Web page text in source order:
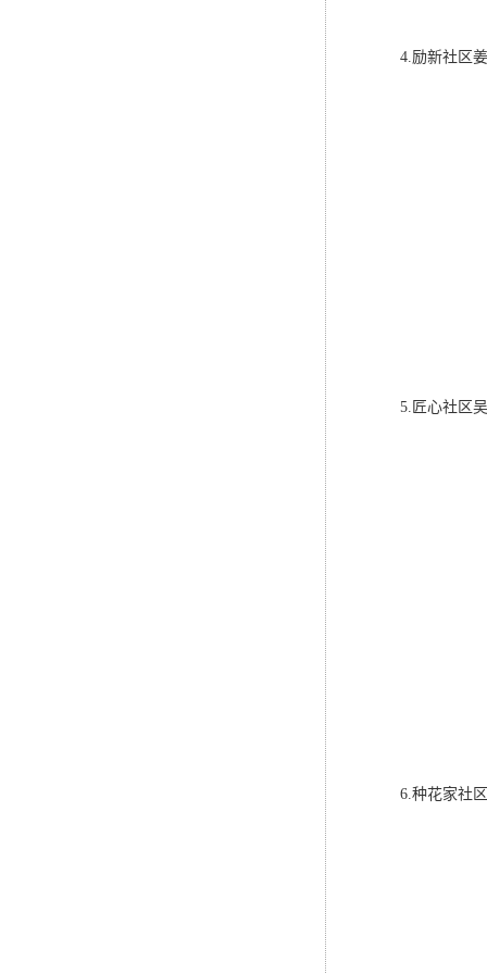
4.励新社区
5.匠心社区
6.种花家社